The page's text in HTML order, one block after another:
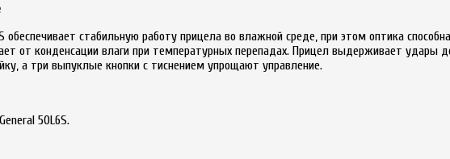
обеспечивает стабильную работу прицела во влажной среде, при этом оптика
от конденсации влаги при температурных перепадах. Прицел выдерживает удары
а три выпуклые кнопки с тиснением упрощают управление.
50L6S.